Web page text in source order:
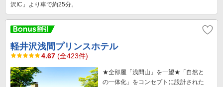
沢IC」より車で約25分。
軽井沢浅間プリンスホテル
4.67 (全423件)
★全部屋「浅間山」を一望★「自然と
の一体化」をコンセプトに設計された